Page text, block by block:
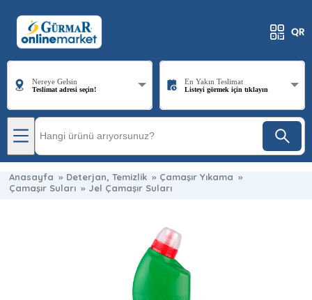
Nereye Gelsin
Teslimat adresi seçin!
En Yakın Teslimat
Listeyi görmek için tıklayın
Anasayfa » Deterjan, Temizlik » Çamaşır Yıkama »
Çamaşır Suları » Jel Çamaşır Suları